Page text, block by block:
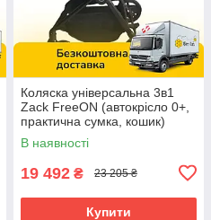
Коляска універсальна 3в1
Zack FreeON (автокрісло 0+,
практична сумка, кошик)
81972 Оливкова
В наявності
19 492 ₴ 23 205 ₴
Купити